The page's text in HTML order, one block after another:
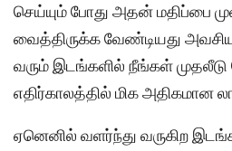
செய்யும் போது அதன் மதிப்பை
வைத்திருக்க வேண்டியது
வரும் இடங்களில் நீங்கள்
எதிர்காலத்தில் மிக அதிகமான
ஏனெனில் வளர்ந்து வருகிற